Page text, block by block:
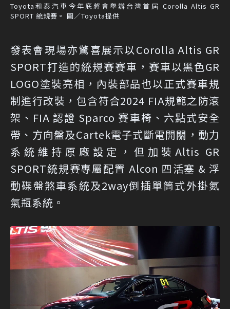
Toyota和泰汽車今年底將會舉辦台灣首屆 Corolla Altis GR
SPORT 統規賽。 圖／Toyota提供
發表會現場亦驚喜展示以Corolla Altis GR
SPORT打造的統規賽賽車，賽車以黑色GR
LOGO塗裝亮相，內裝部品也以正式賽車規
制進行改裝，包含符合2024 FIA規範之防滾
架、FIA 認證 Sparco 賽車椅、六點式安全
帶、方向盤及Cartek電子式斷電開關，動力
系統維持原廠設定，但加裝Altis GR
SPORT統規賽專屬配置 Alcon 四活塞 & 浮
動碟盤煞車系統及2way倒插單筒式外掛氮
氣瓶系統。